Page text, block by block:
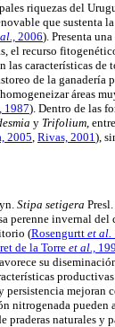
riquezas del
que sustenta
2006). Presenta
el recurso
las características
de la
áreas
1987). Dentro de las
y Trifolium,
2005, Rivas, 2001),
Stipa setigera
perenne invernal
(Rosengurtt et al.
de la Torre et al.,
su
persistencia mejoran
nitrogenada pueden
praderas naturales y